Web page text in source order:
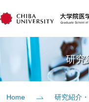
研究
Home
研究紹介